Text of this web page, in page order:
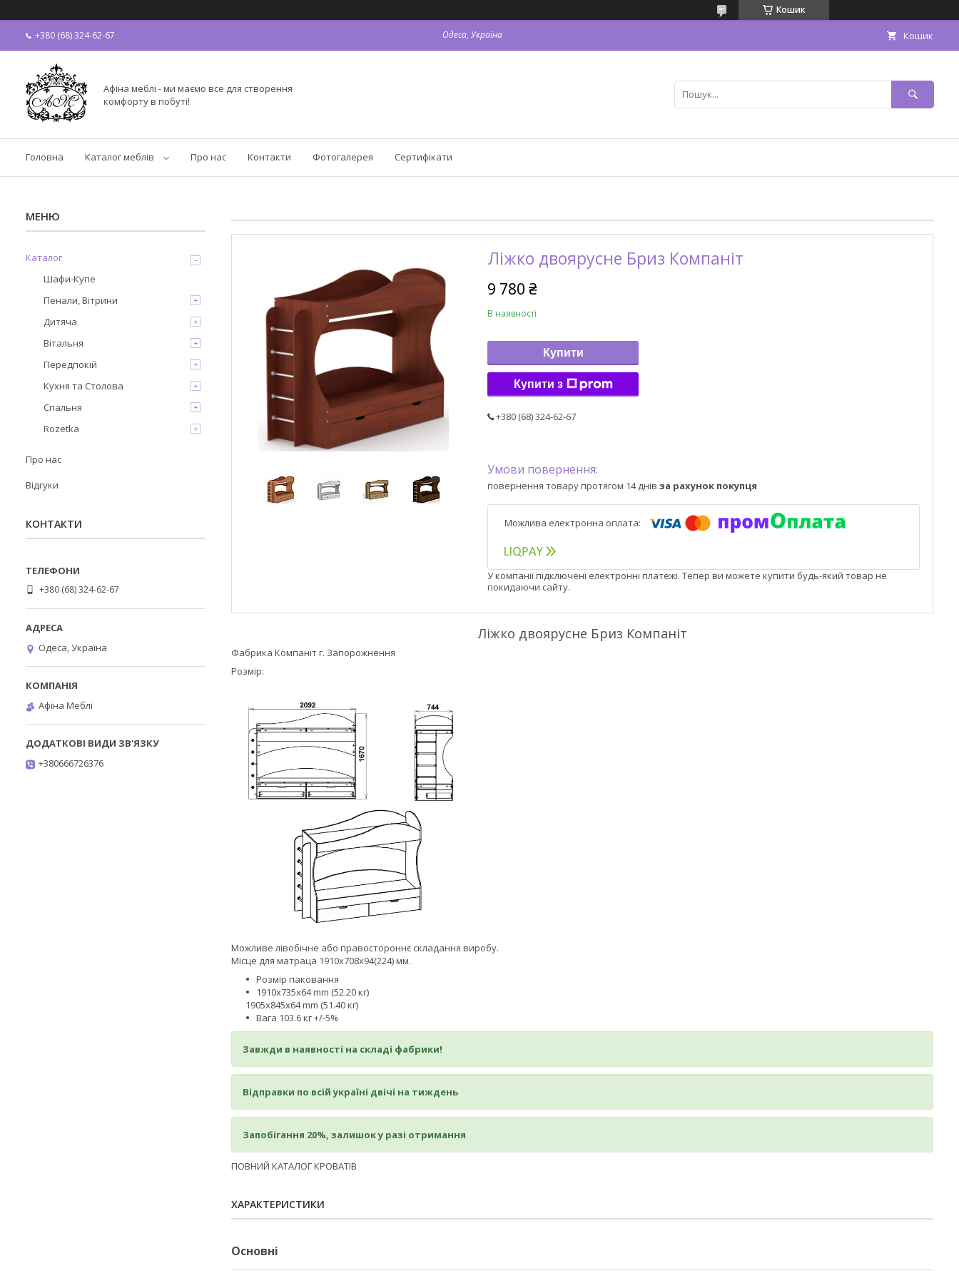
Кошик
+380 (68) 324-62-67 Одеса, Україна Кошик
Афіна меблі - ми маємо все для створення
комфорту в побуті!
Головна Каталог меблів Про нас Контакти Фотогалерея Сертифікати
Ліжко двоярусне Бриз Компаніт
9 780 ₴
В наявності
Купити
Купити з
+380 (68) 324-62-67
повернення товару протягом 14 днів за рахунок покупця
У компанії підключені електронні платежі. Тепер ви можете купити будь-який товар не
покидаючи сайту.
Ліжко двоярусне Бриз Компаніт
Фабрика Компаніт г. Запорожнення
Розмір:
Можливе лівобічне або правостороннє складання виробу.
Місце для матраца 1910х708х94(224) мм.
Розмір паковання
1910x735x64 mm (52.20 кг)
1905x845x64 mm (51.40 кг)
Вага 103.6 кг +/-5%
Завжди в наявності на складі фабрики!
Відправки по всій україні двічі на тиждень
Запобігання 20%, залишок у разі отримання
ПОВНИЙ КАТАЛОГ КРОВАТІВ
ХАРАКТЕРИСТИКИ
Основні
Каталог
Шафи-Купе
Пенали, Вітрини
Дитяча
Вітальня
Передпокій
Кухня та Столова
Спальня
Rozetka
Про нас
Відгуки
КОНТАКТИ
+380 (68) 324-62-67
Одеса, Україна
Афіна Меблі
+380666726376